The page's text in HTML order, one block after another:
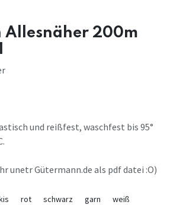
Allesnäher 200m
und reißfest, waschfest bis 95°
unetr Gütermann.de als pdf datei :O)
rot schwarz garn
weiß